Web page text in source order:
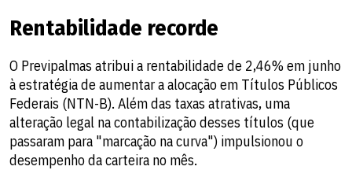
Rentabilidade recorde
O Previpalmas atribui a rentabilidade de 2,46% em junho
à estratégia de aumentar a alocação em Títulos Públicos
Federais (NTN-B). Além das taxas atrativas, uma
alteração legal na contabilização desses títulos (que
passaram para "marcação na curva") impulsionou o
desempenho da carteira no mês.